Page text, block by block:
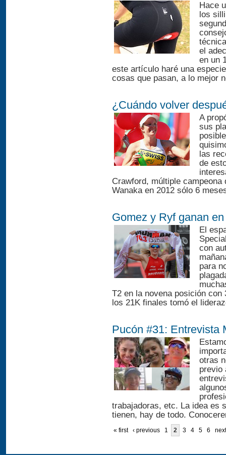
Hace
los
el
en un
este artículo haré una
cosas que pasan, a lo mejor
¿Cuándo volver
A
sus
las
de
Crawford, múltiple campeona
Wanaka en 2012 sólo 6
Gomez y Ryf ganan
El
con
para
T2 en la novena posición
los 21K finales tomó el
Pucón #31: Entrevista
otras
previo
trabajadoras, etc. La idea es
tienen, hay de todo.
« first ‹ previous 1 2 3 4 5 6